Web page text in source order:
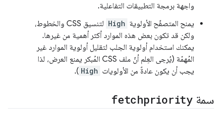
واجهة برمجة التطبيقات التفاعلية.
يمنح المتصفّح الأولوية High
لتنسيق CSS والخطوط،
ولكن قد تكون بعض هذه الموارد أكثر أهمية من غيرها.
يمكنك استخدام أولوية الجلب لتقليل أولوية الموارد غير
المُهمّة (يُرجى العِلم أنّ ملف CSS المُبكر يمنع العرض، لذا
يجب أن يكون عادةً من الأولويات High
).
سمةfetchpriority